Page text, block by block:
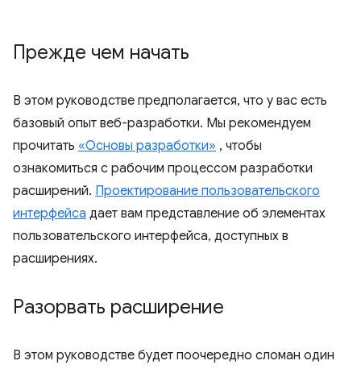
Прежде чем начать
В этом руководстве предполагается, что у вас есть
базовый опыт веб-разработки. Мы рекомендуем
прочитать «Основы разработки» , чтобы
ознакомиться с рабочим процессом разработки
расширений. Проектирование пользовательского
интерфейса дает вам представление об элементах
пользовательского интерфейса, доступных в
расширениях.
Разорвать расширение
В этом руководстве будет поочередно сломан один